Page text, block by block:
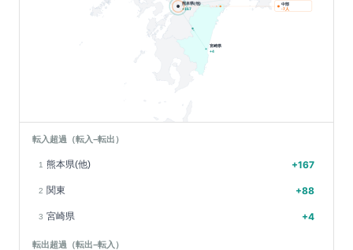
熊本県(他)
+167
宮崎県
+4
中部
-7人
転入超過（転入−転出）
1 熊本県(他) +167
2 関東 +88
3 宮崎県 +4
転出超過（転出−転入）